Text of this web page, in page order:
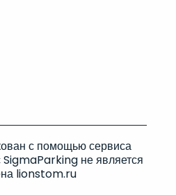
с помощью сервиса
не является
lionstom.ru